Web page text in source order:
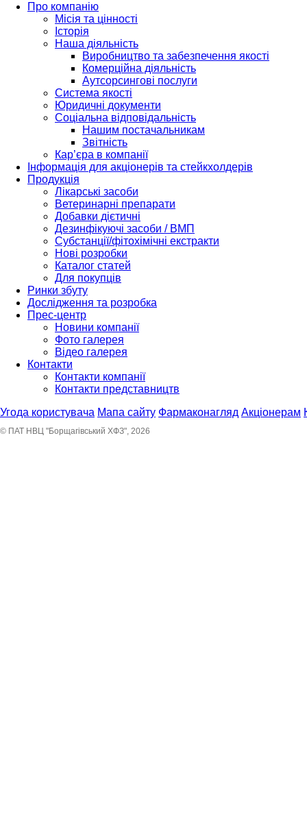
Про компанію
Місія та цінності
Історія
Наша діяльність
Виробництво та забезпечення якості
Комерційна діяльність
Аутсорсингові послуги
Система якості
Юридичні документи
Соціальна відповідальність
Нашим постачальникам
Звітність
Кар’єра в компанії
Інформація для акціонерів та стейкхолдерів
Продукція
Лікарські засоби
Ветеринарні препарати
Добавки дієтичні
Дезинфікуючі засоби / ВМП
Субстанції/фітохімічні екстракти
Нові розробки
Каталог статей
Для покупців
Ринки збуту
Дослідження та розробка
Прес-центр
Новини компанії
Фото галерея
Відео галерея
Контакти
Контакти компанії
Контакти представництв
Угода користувача Мапа сайту Фармаконагляд Акціонерам
© ПАТ НВЦ "Борщагівський ХФЗ", 2026